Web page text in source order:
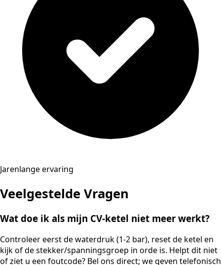
Jarenlange ervaring
Veelgestelde Vragen
Wat doe ik als mijn CV-ketel niet meer werkt?
Controleer eerst de waterdruk (1-2 bar), reset de ketel en
kijk of de stekker/spanningsgroep in orde is. Helpt dit niet
of ziet u een foutcode? Bel ons direct; we geven telefonisch